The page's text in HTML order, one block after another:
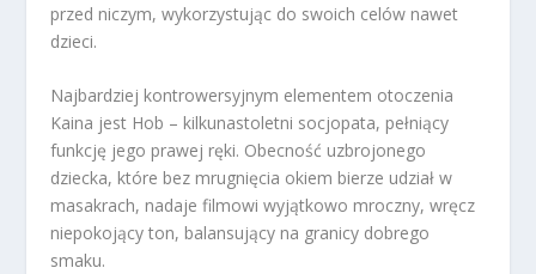
przed niczym, wykorzystując do swoich celów nawet
dzieci.
Najbardziej kontrowersyjnym elementem otoczenia
Kaina jest Hob – kilkunastoletni socjopata, pełniący
funkcję jego prawej ręki. Obecność uzbrojonego
dziecka, które bez mrugnięcia okiem bierze udział w
masakrach, nadaje filmowi wyjątkowo mroczny, wręcz
niepokojący ton, balansujący na granicy dobrego
smaku.